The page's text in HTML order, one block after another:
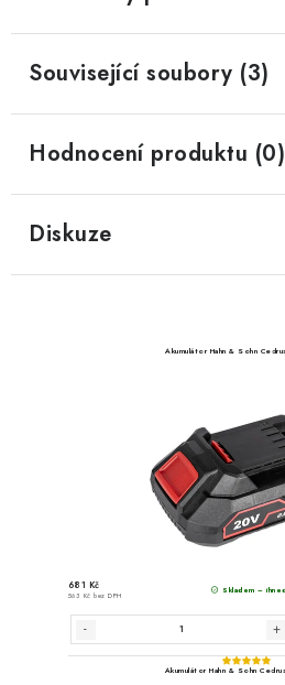
Související soubory (3)
Hodnocení produktu (0)
Diskuze